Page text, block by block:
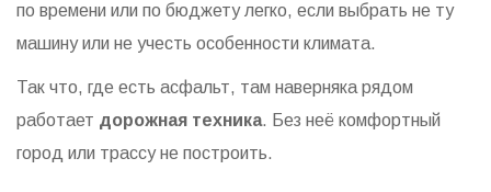
по времени или по бюджету легко, если выбрать не ту
машину или не учесть особенности климата.
Так что, где есть асфальт, там наверняка рядом
работает дорожная техника. Без неё комфортный
город или трассу не построить.